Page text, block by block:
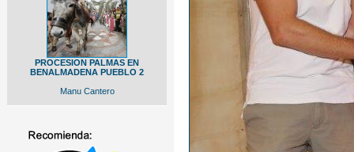
PROCESION PALMAS EN
BENALMADENA PUEBLO 2
Manu Cantero